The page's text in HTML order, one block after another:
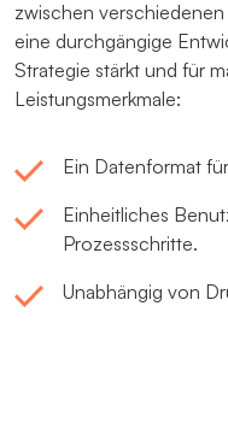
zwischen
eine durchgängige
Strategie stärkt und für
Leistungsmerkmale:
Ein Datenformat
Einheitliches
Prozessschritte.
Unabhängig von